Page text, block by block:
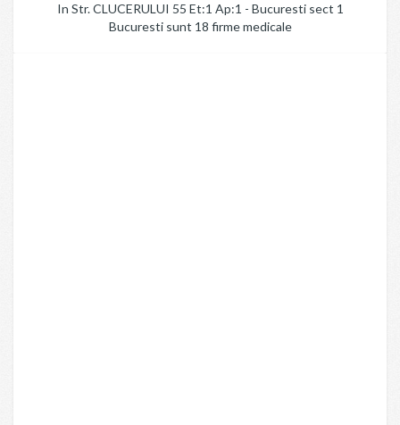
In Str. CLUCERULUI 55 Et:1 Ap:1 - Bucuresti sect 1
Bucuresti sunt 18 firme medicale